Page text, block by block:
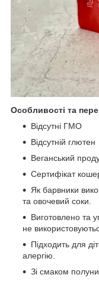
Особливості та
Відсутні ГМО
Відсутній глютен
Веганський
Сертифікат
Як барвники
та овочевий соки.
Виготовлено та
не
Підходить для
алергію.
Зі смаком